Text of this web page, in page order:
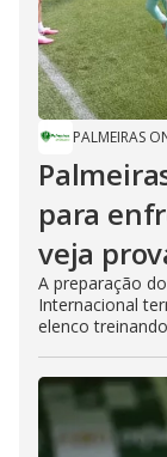
PALMEIRAS
para
veja
A preparação
Internacional
elenco